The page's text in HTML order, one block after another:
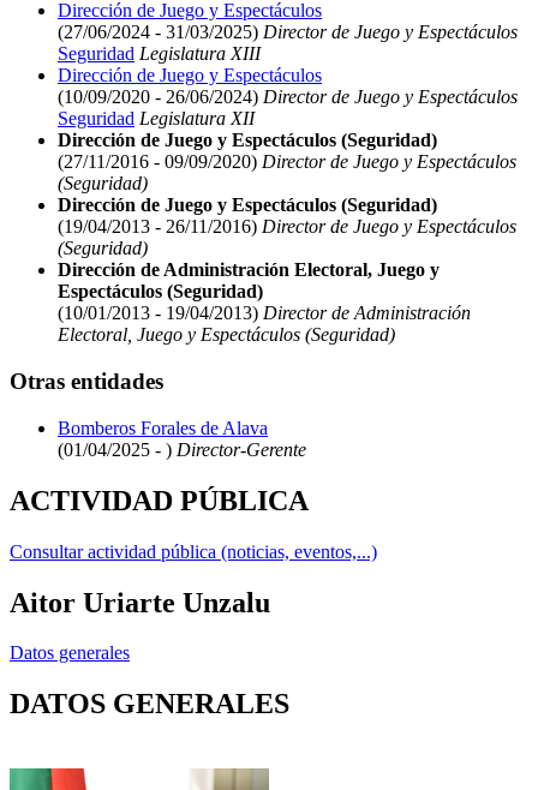
Dirección de Juego y Espectáculos
(27/06/2024 - 31/03/2025) Director de Juego y Espectáculos
Seguridad Legislatura XIII
Dirección de Juego y Espectáculos
(10/09/2020 - 26/06/2024) Director de Juego y Espectáculos
Seguridad Legislatura XII
Dirección de Juego y Espectáculos (Seguridad)
(27/11/2016 - 09/09/2020) Director de Juego y Espectáculos
(Seguridad)
Dirección de Juego y Espectáculos (Seguridad)
(19/04/2013 - 26/11/2016) Director de Juego y Espectáculos
(Seguridad)
Dirección de Administración Electoral, Juego y
Espectáculos (Seguridad)
(10/01/2013 - 19/04/2013) Director de Administración
Electoral, Juego y Espectáculos (Seguridad)
Otras entidades
Bomberos Forales de Alava
(01/04/2025 - ) Director-Gerente
ACTIVIDAD PÚBLICA
Consultar actividad pública (noticias, eventos,...)
Aitor Uriarte Unzalu
Datos generales
DATOS GENERALES